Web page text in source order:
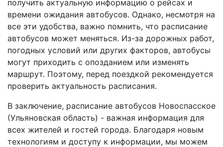
получить актуальную информацию о рейсах и
времени ожидания автобусов. Однако, несмотря на
все эти удобства, важно помнить, что расписание
автобусов может меняться. Из-за дорожных работ,
погодных условий или других факторов, автобусы
могут приходить с опозданием или изменять
маршрут. Поэтому, перед поездкой рекомендуется
проверить актуальность расписания.
В заключение, расписание автобусов Новоспасское
(Ульяновская область) - важная информация для
всех жителей и гостей города. Благодаря новым
технологиям и доступу к информации, мы можем